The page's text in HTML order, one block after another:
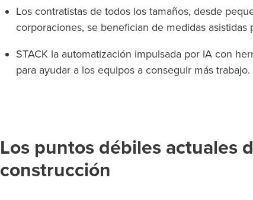
Los contratistas de todos los tamaños, desde
corporaciones, se benefician de medidas asistidas
STACK la automatización impulsada por IA con
para ayudar a los equipos a conseguir más trabajo.
Los puntos débiles actuales
construcción